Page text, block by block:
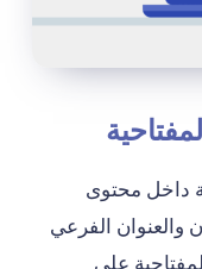
داخل محتوى
والعنوان الفرعي
على